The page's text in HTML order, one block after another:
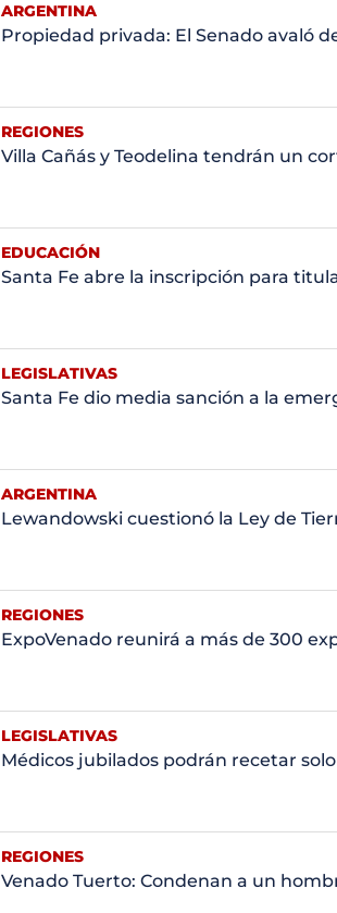
ARGENTINA
Propiedad privada: El Senado avaló
REGIONES
Villa Cañás y Teodelina tendrán un
EDUCACIÓN
Santa Fe abre la inscripción para
LEGISLATIVAS
Santa Fe dio media sanción a la
ARGENTINA
Lewandowski cuestionó la Ley de
REGIONES
ExpoVenado reunirá a más de 300
LEGISLATIVAS
Médicos jubilados podrán recetar
REGIONES
Venado Tuerto: Condenan a un